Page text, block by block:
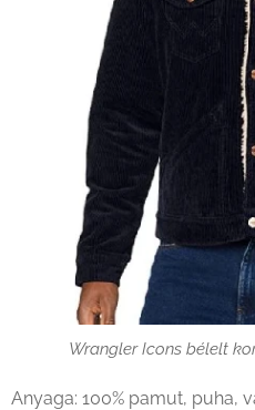
Wrangler Icons bélelt
Anyaga: 100% pamut, puha,